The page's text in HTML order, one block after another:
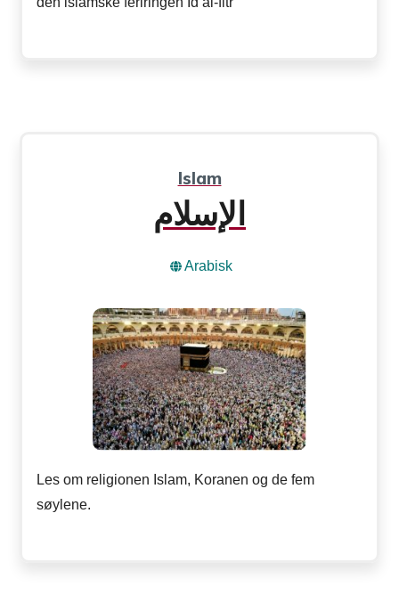
Islam
الإسلام
Arabisk
Les om religionen Islam, Koranen og de fem
søylene.